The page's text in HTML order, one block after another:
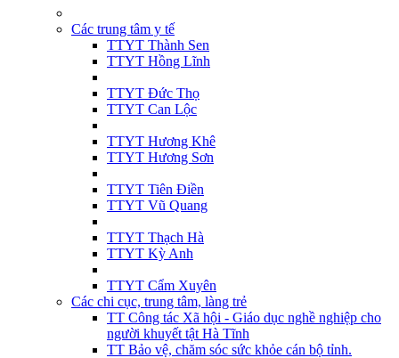
Các trung tâm y tế
TTYT Thành Sen
TTYT Hồng Lĩnh
TTYT Đức Thọ
TTYT Can Lộc
TTYT Hương Khê
TTYT Hương Sơn
TTYT Tiên Điền
TTYT Vũ Quang
TTYT Thạch Hà
TTYT Kỳ Anh
TTYT Cẩm Xuyên
Các chi cục, trung tâm, làng trẻ
TT Công tác Xã hội - Giáo dục nghề nghiệp cho
người khuyết tật Hà Tĩnh
TT Bảo vệ, chăm sóc sức khỏe cán bộ tỉnh.